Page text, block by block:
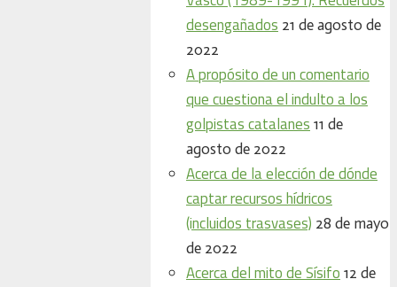
desengañados 21 de agosto de
2022
A propósito de un comentario
que cuestiona el indulto a los
golpistas catalanes 11 de
agosto de 2022
Acerca de la elección de dónde
captar recursos hídricos
(incluidos trasvases) 28 de mayo
de 2022
Acerca del mito de Sísifo 12 de